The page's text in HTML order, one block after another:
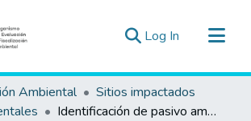
Log In (current)
Ambiental
Sitios impactados
Identificación de pasivo ambiental del subsector hidrocarburos con código de Ficha OEFA F01443, ubicado en el Lote VII/VI (ex Lote VII), en el distrito de La Brea de la provincia Talara del departamento de Piura